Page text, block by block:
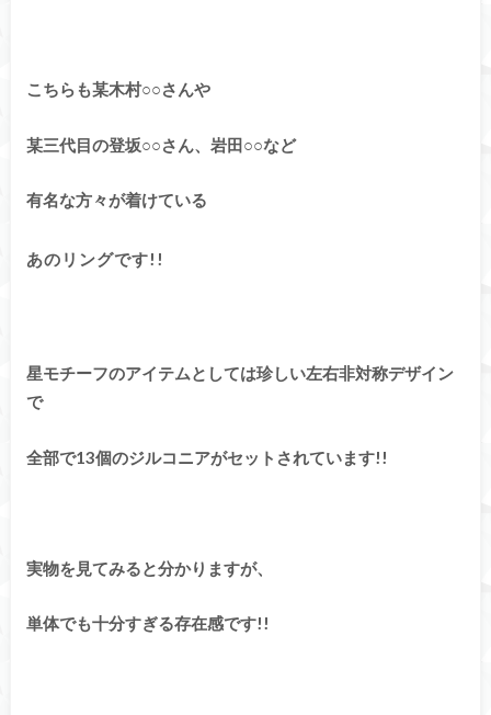
こちらも某木村○○さんや
某三代目の登坂○○さん、岩田○○など
有名な方々が着けている
あのリングです!!
星モチーフのアイテムとしては珍しい左右非対称デザイン
で
全部で13個のジルコニアがセットされています!!
実物を見てみると分かりますが、
単体でも十分すぎる存在感です!!